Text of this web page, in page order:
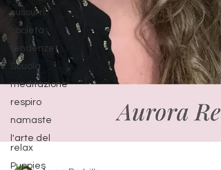
sussurri
società
tendenze
Scuola
meditazione
respiro
namaste
l'arte del
relax
Puppies